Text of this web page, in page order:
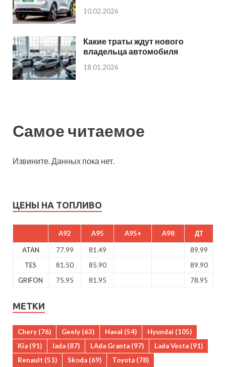
10.02.2026
Какие траты ждут нового
владельца автомобиля
18.01.2026
Самое читаемое
Извините. Данных пока нет.
ЦЕНЫ НА ТОПЛИВО
A92 A95 A95+ A98 ДТ
ATAN 77.99 81.49
89.99
TES
81.50 85.90
89.90
GRIFON
75.95 81.95 78.95
МЕТКИ
Chery (76) Geely (63) Haval (54) Hyundai (105)
Kia (91) lada (87) LAda Granta (97) Lada Vesta (91)
Renault (51) Skoda (69) Toyota (78)